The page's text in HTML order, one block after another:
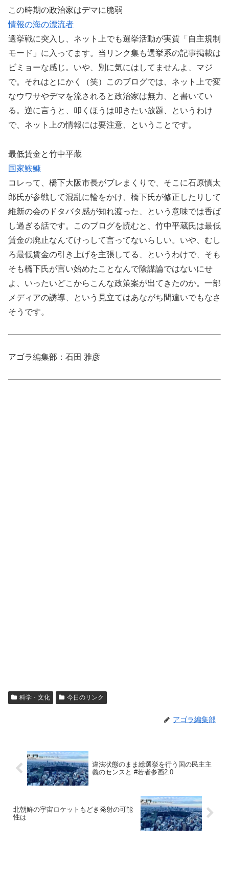
この時期の政治家はデマに脆弱
情報の海の漂流者
選挙戦に突入し、ネット上でも選挙活動が実質「自主規制
モード」に入ってます。当リンク集も選挙系の記事掲載は
ビミョーな感じ。いや、別に気にはしてませんよ、マジ
で。それはとにかく（笑）このブログでは、ネット上で変
なウワサやデマを流されると政治家は無力、と書いてい
る。逆に言うと、叩くほうは叩きたい放題、というわけ
で、ネット上の情報には要注意、ということです。
最低賃金と竹中平蔵
国家鮟鱇
コレって、橋下大阪市長がブレまくりで、そこに石原慎太
郎氏が参戦して混乱に輪をかけ、橋下氏が修正したりして
維新の会のドタバタ感が知れ渡った、という意味では香ば
し過ぎる話です。このブログを読むと、竹中平蔵氏は最低
賃金の廃止なんてけっして言ってないらしい。いや、むし
ろ最低賃金の引き上げを主張してる、というわけで、そも
そも橋下氏が言い始めたことなんで陰謀論ではないにせ
よ、いったいどこからこんな政策案が出てきたのか。一部
メディアの誘導、という見立てはあながち間違いでもなさ
そうです。
アゴラ編集部：石田 雅彦
科学・文化 今日のリンク
アゴラ編集部
違法状態のまま総選挙を行う国の民主主
義のセンスと #若者参画2.0
北朝鮮の宇宙ロケットもどき発射の可能
性は